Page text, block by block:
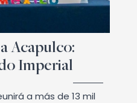
Acapulco:
Imperial
a más de 13 mil